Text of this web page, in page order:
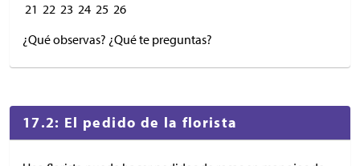
21 22 23 24 25 26
¿Qué observas? ¿Qué te preguntas?
17.2: El pedido de la florista